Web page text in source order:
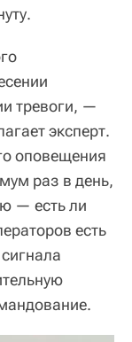
тревоги, —
эксперт.
оповещения
раз в день,
— есть ли
есть